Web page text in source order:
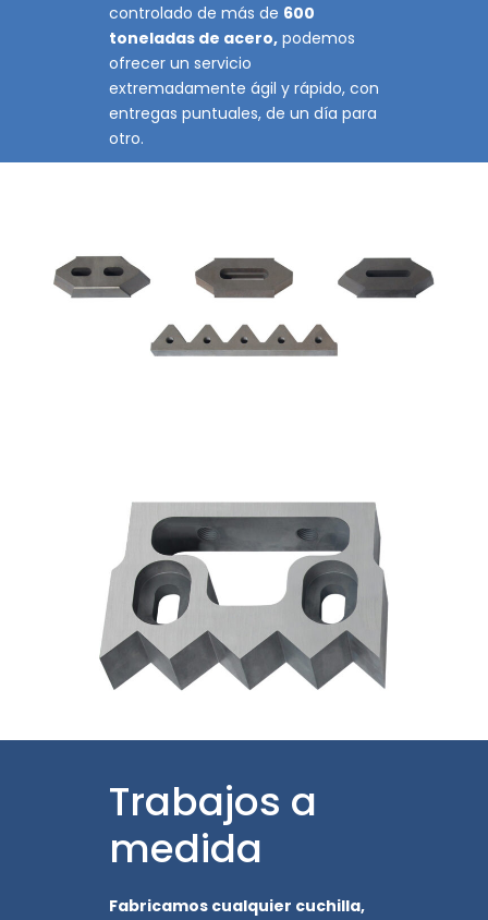
controlado de más de 600
toneladas de acero, podemos
ofrecer un servicio
extremadamente ágil y rápido, con
entregas puntuales, de un día para
otro.
Trabajos a
medida
Fabricamos cualquier cuchilla,